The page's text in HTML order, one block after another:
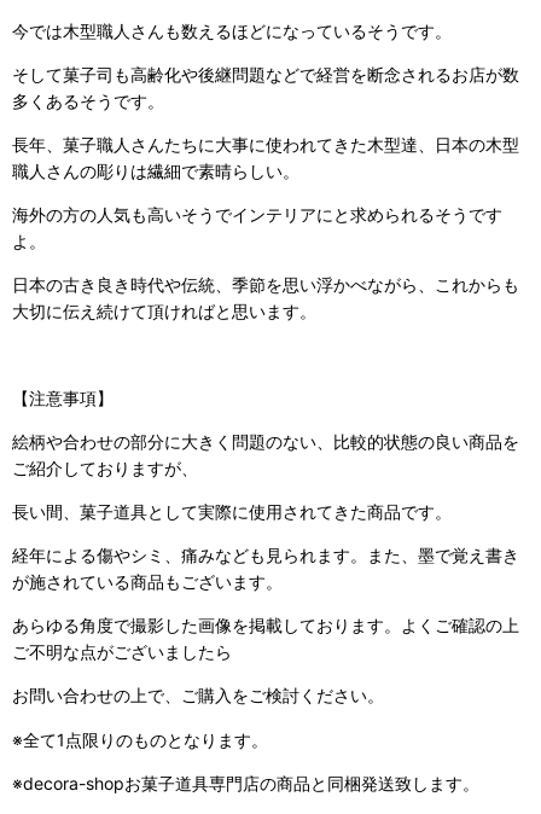
今では木型職人さんも数えるほどになっているそうです。
そして菓子司も高齢化や後継問題などで経営を断念されるお店が数
多くあるそうです。
長年、菓子職人さんたちに大事に使われてきた木型達、日本の木型
職人さんの彫りは繊細で素晴らしい。
海外の方の人気も高いそうでインテリアにと求められるそうです
よ。
日本の古き良き時代や伝統、季節を思い浮かべながら、これからも
大切に伝え続けて頂ければと思います。
【注意事項】
絵柄や合わせの部分に大きく問題のない、比較的状態の良い商品を
ご紹介しておりますが、
長い間、菓子道具として実際に使用されてきた商品です。
経年による傷やシミ、痛みなども見られます。また、墨で覚え書き
が施されている商品もございます。
あらゆる角度で撮影した画像を掲載しております。よくご確認の上
ご不明な点がございましたら
お問い合わせの上で、ご購入をご検討ください。
※全て1点限りのものとなります。
※decora-shopお菓子道具専門店の商品と同梱発送致します。